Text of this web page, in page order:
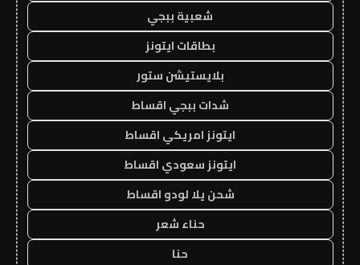
شعبية ببجي
بطاقات ايتونز
بلايستيشن ستور
شدات ببجي اقساط
ايتونز امريكي اقساط
ايتونز سعودي اقساط
شحن يلا لودو اقساط
حناء شعر
حنا